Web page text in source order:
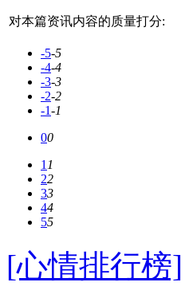
对本篇资讯内容的质量打分:
-5-5
-4-4
-3-3
-2-2
-1-1
00
11
22
33
44
55
[心情排行榜]